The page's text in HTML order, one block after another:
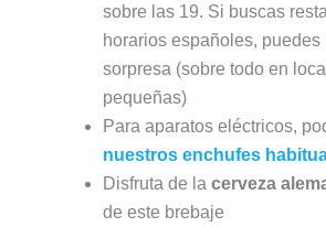
sobre las 19. Si buscas
horarios españoles, puedes
sorpresa (sobre todo en
pequeñas)
Para aparatos eléctricos,
nuestros enchufes
Disfruta de la cerveza
de este brebaje